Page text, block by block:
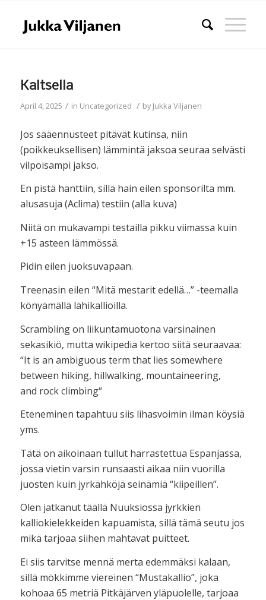
Kaltsella
April 4, 2025 / in Uncategorized / byJukka Viljanen
Jos sääennusteet pitävät kutinsa, niin
(poikkeuksellisen) lämmintä jaksoa seuraa selvästi
vilpoisampi jakso.
En pistä hanttiin, sillä hain eilen sponsorilta mm.
alusasuja (Aclima) testiin (alla kuva)
Niitä on mukavampi testailla pikku viimassa kuin
+15 asteen lämmössä.
Pidin eilen juoksuvapaan.
Treenasin eilen “Mitä mestarit edellä…” -teemalla
könyämällä lähikallioilla.
Scrambling on liikuntamuotona varsinainen
sekasikiö, mutta wikipedia kertoo siitä seuraavaa:
“It is an ambiguous term that lies somewhere
between hiking, hillwalking, mountaineering,
and rock climbing“
Eteneminen tapahtuu siis lihasvoimin ilman köysiä
yms.
Tätä on aikoinaan tullut harrastettua Espanjassa,
jossa vietin varsin runsaasti aikaa niin vuorilla
juosten kuin jyrkähköjä seinämiä “kiipeillen”.
Olen jatkanut täällä Nuuksiossa jyrkkien
kalliokielekkeiden kapuamista, sillä tämä seutu jos
mikä tarjoaa siihen mahtavat puitteet.
Ei siis tarvitse mennä merta edemmäksi kalaan,
sillä mökkimme viereinen “Mustakallio”, joka
kohoaa 65 metriä Pitkäjärven yläpuolelle, tarjoaa